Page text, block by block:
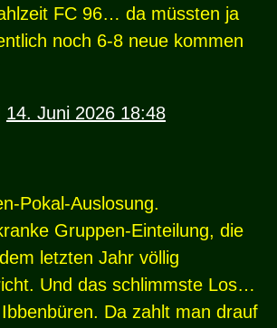
FC 96… da müssten ja
noch 6-8 neue kommen
14. Juni 2026 18:48
Pokal-Auslosung.
Gruppen-Einteilung, die
letzten Jahr völlig
Und das schlimmste Los…
Da zahlt man drauf